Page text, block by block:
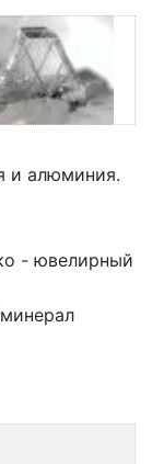
и алюминия.
- ювелирный